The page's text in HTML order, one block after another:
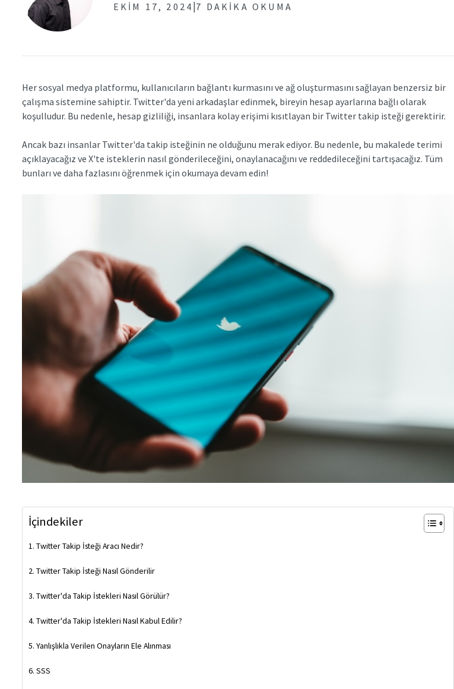
EKIM 17, 2024 |7 DAKIKA OKUMA
Her sosyal medya platformu, kullanıcıların bağlantı kurmasını ve ağ oluşturmasını sağlayan benzersiz bir
çalışma sistemine sahiptir. Twitter'da yeni arkadaşlar edinmek, bireyin hesap ayarlarına bağlı olarak
koşulludur. Bu nedenle, hesap gizliliği, insanlara kolay erişimi kısıtlayan bir Twitter takip isteği gerektirir.
Ancak bazı insanlar Twitter'da takip isteğinin ne olduğunu merak ediyor. Bu nedenle, bu makalede terimi
açıklayacağız ve X'te isteklerin nasıl gönderileceğini, onaylanacağını ve reddedileceğini tartışacağız. Tüm
bunları ve daha fazlasını öğrenmek için okumaya devam edin!
İçindekiler
Twitter Takip İsteği Aracı Nedir?
Twitter Takip İsteği Nasıl Gönderilir
Twitter'da Takip İstekleri Nasıl Görülür?
Twitter'da Takip İstekleri Nasıl Kabul Edilir?
Yanlışlıkla Verilen Onayların Ele Alınması
SSS